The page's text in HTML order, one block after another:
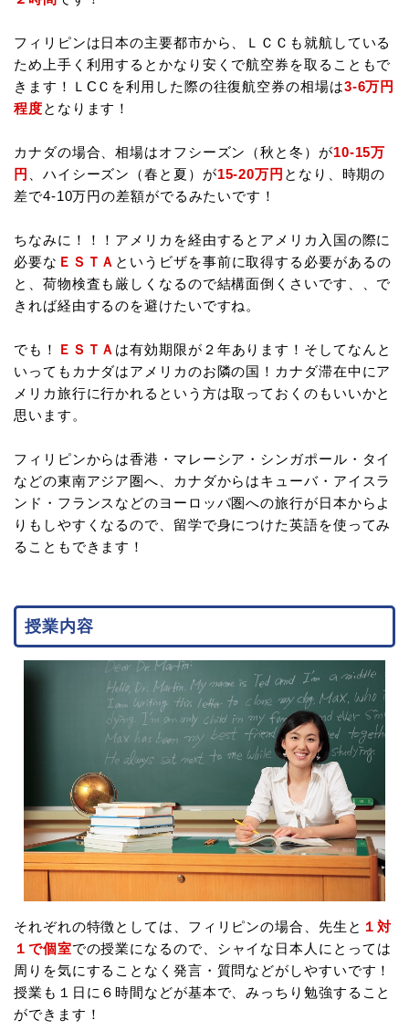
フィリピンは日本の主要都市から、ＬＣＣも就航している
ため上手く利用するとかなり安くで航空券を取ることもで
きます！ＬCＣを利用した際の往復航空券の相場は3-6万円
程度となります！
カナダの場合、相場はオフシーズン（秋と冬）が10-15万
円
、ハイシーズン（春と夏）が15-20万円 となり、時期の
差で4-10万円の差額がでるみたいです！
ちなみに！！！アメリカを経由するとアメリカ入国の際に
必要な ＥＳＴＡ というビザを事前に取得する必要があるの
と、荷物検査も厳しくなるので結構面倒くさいです、、で
きれば経由するのを避けたいですね。
でも！ ＥＳＴＡ は有効期限が２年あります！そしてなんと
いってもカナダはアメリカのお隣の国！カナダ滞在中にア
メリカ旅行に行かれるという方は取っておくのもいいかと
思います。
フィリピンからは香港・マレーシア・シンガポール・タイ
などの東南アジア圏へ、カナダからはキューバ・アイスラ
ンド・フランスなどのヨーロッパ圏への旅行が日本からよ
りもしやすくなるので、留学で身につけた英語を使ってみ
ることもできます！
授業内容
それぞれの特徴としては、フィリピンの場合、先生と １対
１で個室での授業になるので、シャイな日本人にとっては
周りを気にすることなく発言・質問などがしやすいです！
授業も１日に６時間などが基本で、みっちり勉強すること
ができます！